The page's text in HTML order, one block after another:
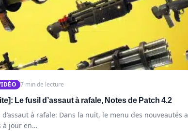
7 min de lecture
Le fusil d’assaut à rafale, Notes de Patch 4.2
d’assaut à rafale: Dans la nuit, le menu des nouveautés a
à jour en…